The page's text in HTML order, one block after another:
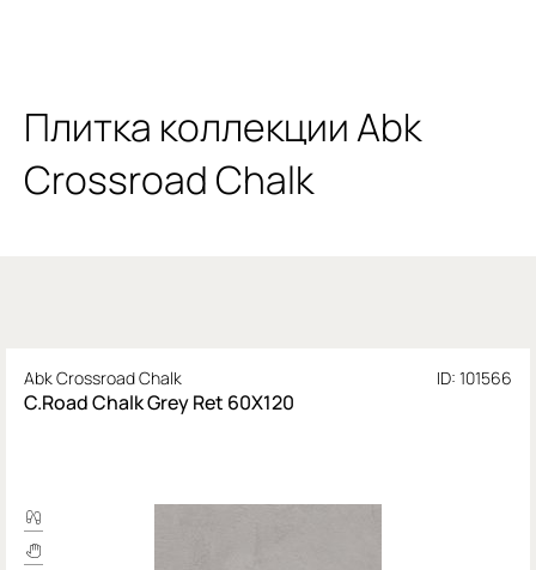
Плитка коллекции Abk
Crossroad Chalk
Abk Crossroad Chalk ID: 101566
C.Road Chalk Grey Ret 60Х120